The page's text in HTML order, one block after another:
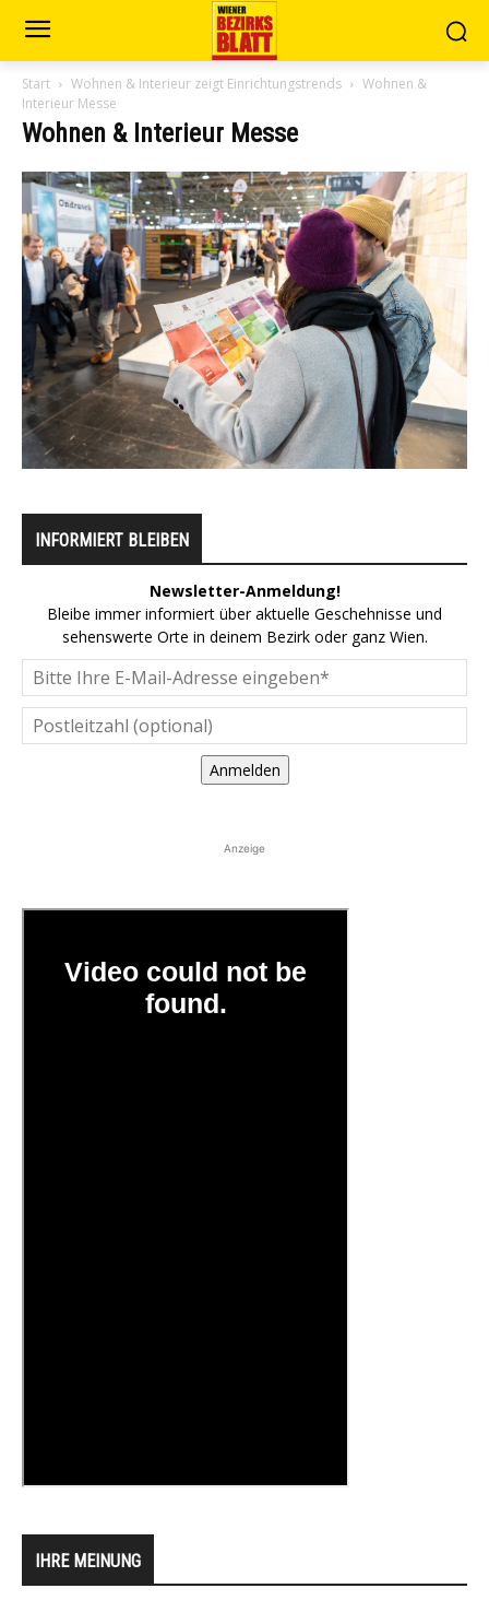
Start Wohnen & Interieur zeigt Einrichtungstrends
Wohnen &
Interieur Messe
Wohnen & Interieur Messe
INFORMIERT BLEIBEN
Newsletter-Anmeldung!
Bleibe immer informiert über aktuelle Geschehnisse und
sehenswerte Orte in deinem Bezirk oder ganz Wien.
Anmelden
Anzeige
IHRE MEINUNG